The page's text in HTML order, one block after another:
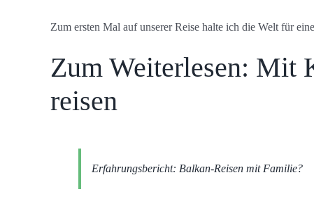
Zum ersten Mal auf unserer Reise halte ich die Welt für
Zum Weiterlesen: Mit
reisen
Erfahrungsbericht: Balkan-Reisen mit Familie?